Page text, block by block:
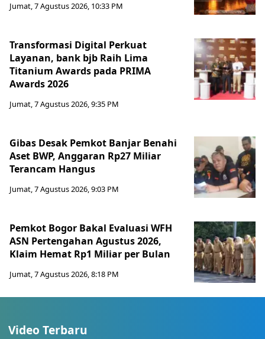
Jumat, 7 Agustus 2026, 10:33 PM
Transformasi Digital Perkuat
Layanan, bank bjb Raih Lima
Titanium Awards pada PRIMA
Awards 2026
Jumat, 7 Agustus 2026, 9:35 PM
Gibas Desak Pemkot Banjar Benahi
Aset BWP, Anggaran Rp27 Miliar
Terancam Hangus
Jumat, 7 Agustus 2026, 9:03 PM
Pemkot Bogor Bakal Evaluasi WFH
ASN Pertengahan Agustus 2026,
Klaim Hemat Rp1 Miliar per Bulan
Jumat, 7 Agustus 2026, 8:18 PM
Video Terbaru